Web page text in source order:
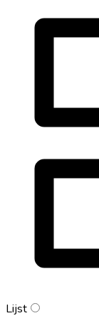
Lijst